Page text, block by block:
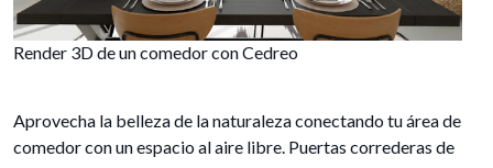
Render 3D de un comedor con Cedreo
Aprovecha la belleza de la naturaleza conectando tu área de
comedor con un espacio al aire libre. Puertas correderas de